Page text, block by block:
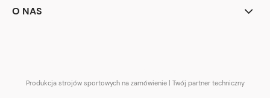
O NAS
Produkcja strojów sportowych na zamówienie | Twój partner techniczny